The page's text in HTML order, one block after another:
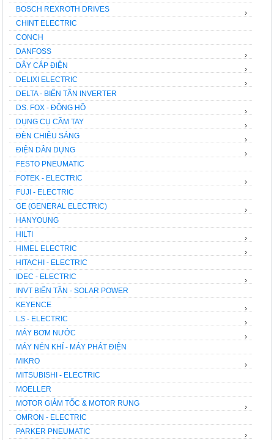
BOSCH REXROTH DRIVES
CHINT ELECTRIC
›
CONCH
DANFOSS
DÂY CÁP ĐIỆN
›
DELIXI ELECTRIC
›
DELTA - BIẾN TẦN INVERTER
›
DS. FOX - ĐỒNG HỒ
DỤNG CỤ CẦM TAY
›
ĐÈN CHIÊU SÁNG
›
ĐIỆN DÂN DỤNG
›
FESTO PNEUMATIC
›
FOTEK - ELECTRIC
FUJI - ELECTRIC
›
GE (GENERAL ELECTRIC)
HANYOUNG
›
HILTI
HIMEL ELECTRIC
›
HITACHI - ELECTRIC
›
IDEC - ELECTRIC
INVT BIẾN TẦN - SOLAR POWER
›
KEYENCE
LS - ELECTRIC
›
MÁY BƠM NƯỚC
›
MÁY NÉN KHÍ - MÁY PHÁT ĐIỆN
›
MIKRO
MITSUBISHI - ELECTRIC
›
MOELLER
MOTOR GIẢM TỐC & MOTOR RUNG
OMRON - ELECTRIC
›
PARKER PNEUMATIC
›